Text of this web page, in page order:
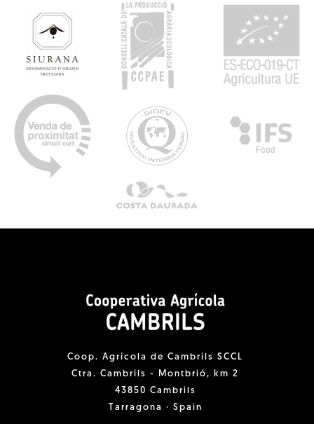
Coop. Agrícola de Cambrils SCCL
Ctra. Cambrils - Montbrió, km 2
43850 Cambrils
Tarragona · Spain